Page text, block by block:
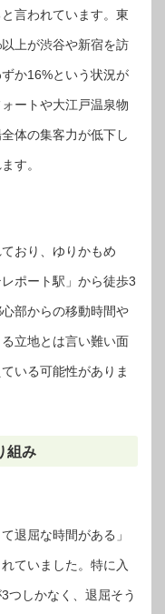
言われています。東
上が渋谷や新宿を訪
か16%という状況が
ートや大江戸温泉物
体の集客力が低下し
す。
おり、ゆりかもめ
ポート駅」から徒歩3
部からの移動時間や
立地とは言い難い面
いる可能性がありま
組み
退屈な時間がある」
ていました。特に入
つしかなく、退屈そう